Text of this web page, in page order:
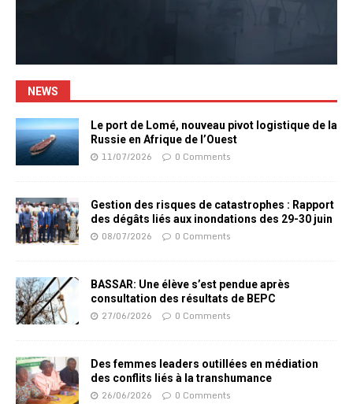
NEWS
Le port de Lomé, nouveau pivot logistique de la
Russie en Afrique de l’Ouest
11/07/2026 0 Comments
Gestion des risques de catastrophes : Rapport
des dégâts liés aux inondations des 29-30 juin
08/07/2026 0 Comments
BASSAR: Une élève s’est pendue après
consultation des résultats de BEPC
27/06/2026 0 Comments
Des femmes leaders outillées en médiation
des conflits liés à la transhumance
26/06/2026 0 Comments